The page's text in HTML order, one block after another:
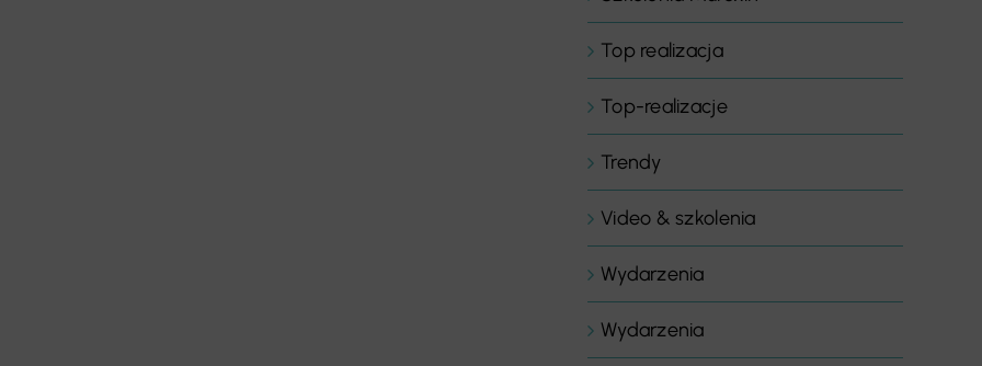
Top realizacja
Top-realizacje
Trendy
Video & szkolenia
Wydarzenia
Wydarzenia